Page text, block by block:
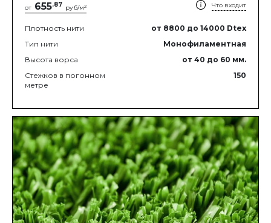
от 655.87 руб/м2 Что входит
Плотность нити от 8800 до 14000 Dtex
Тип нити
Монофиламентная
Высота ворса
от 40 до 60 мм.
Стежков в погонном
метре
150